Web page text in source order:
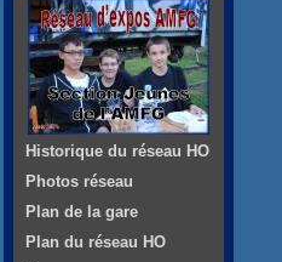
Historique du réseau HO
Photos réseau
Plan de la gare
Plan du réseau HO